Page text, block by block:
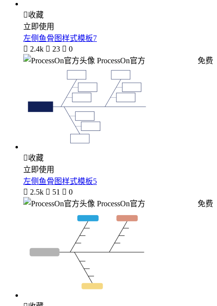
收藏
立即使用
左侧鱼骨图样式模板7
 2.4k  23  0
ProcessOn官方
免费
收藏
立即使用
左侧鱼骨图样式模板5
 2.5k  51  0
ProcessOn官方
免费